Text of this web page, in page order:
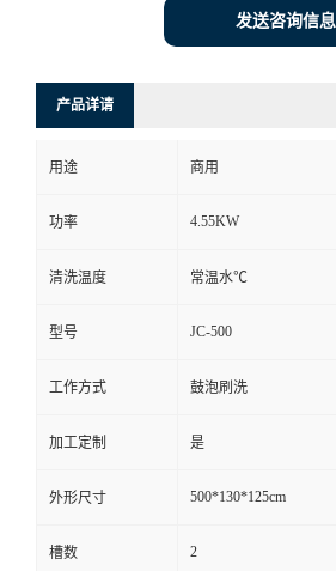
发送咨询信息
产品详请
用途 商用
功率 4.55KW
清洗温度 常温水℃
型号 JC-500
工作方式 鼓泡刷洗
加工定制 是
外形尺寸 500*130*125cm
槽数 2